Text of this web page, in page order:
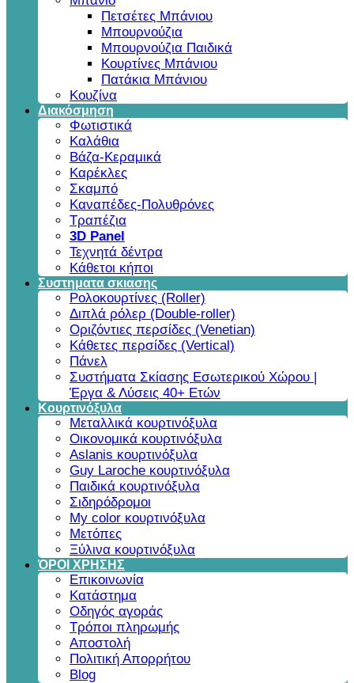
Πετσέτες Μπάνιου
Μπουρνούζια
Μπουρνούζια Παιδικά
Κουρτίνες Μπάνιου
Πατάκια Μπάνιου
Κουζίνα
Διακόσμηση
Φωτιστικά
Καλάθια
Βάζα-Κεραμικά
Καρέκλες
Σκαμπό
Καναπέδες-Πολυθρόνες
Τραπέζια
3D Panel
Τεχνητά δέντρα
Κάθετοι κήποι
Συστηματα σκιασης
Ρολοκουρτίνες (Roller)
Διπλά ρόλερ (Double-roller)
Οριζόντιες περσίδες (Venetian)
Κάθετες περσίδες (Vertical)
Πάνελ
Συστήματα Σκίασης Εσωτερικού Χώρου |
Έργα & Λύσεις 40+ Ετών
Κουρτινόξυλα
Μεταλλικά κουρτινόξυλα
Οικονομικά κουρτινόξυλα
Aslanis κουρτινόξυλα
Guy Laroche κουρτινόξυλα
Παιδικά κουρτινόξυλα
Σιδηρόδρομοι
My color κουρτινόξυλα
Μετόπες
Ξύλινα κουρτινόξυλα
ΌΡΟΙ ΧΡΗΣΗΣ
Επικοινωνία
Κατάστημα
Οδηγός αγοράς
Τρόποι πληρωμής
Αποστολή
Πολιτική Απορρήτου
Blog